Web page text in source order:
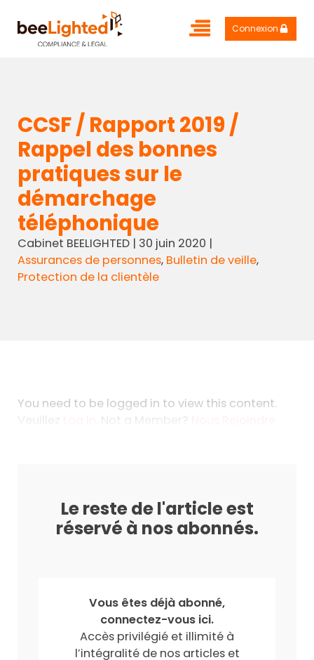
Connexion
CCSF / Rapport 2019 /
Rappel des bonnes
pratiques sur le
démarchage
téléphonique
Cabinet BEELIGHTED| 30 juin 2020 |
Assurances de personnes, Bulletin de veille,
Protection de la clientèle
You need to be logged in to view this content.
Veuillez
. Not a Member?
Le reste de l'article est
réservé à nos abonnés.
Vous êtes déjà abonné,
connectez-vous ici.
Accès privilégié et illimité à
l’intégralité de nos articles et